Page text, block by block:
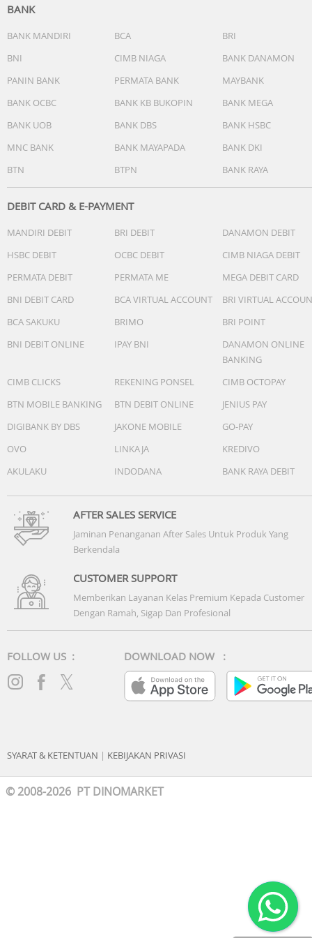
WiFi Speeds : 5 GHz: 867 Mbps (802.11ac, 2*2 @80MHz)
Modes : Range Extender Mode, Access Point Mode
Transmission Power : <20 dBm (2.4GHz), <23 dBm (5GHz)
RAM : 64MB
Buttons : WPS Button, Reset Button
Input : 100~240V, 50/60Hz, 0.3A
Dimensions : 84×100×82mm*
BANK
BANK MANDIRI BCA
BRI
BNI
CIMB NIAGA
BANK DANAMON
PANIN BANK
PERMATA BANK
MAYBANK
BANK OCBC
BANK KB BUKOPIN
BANK MEGA
BANK UOB
BANK DBS
BANK HSBC
MNC BANK
BANK MAYAPADA
BANK DKI
BTN
BTPN BANK RAYA
DEBIT CARD & E-PAYMENT
MANDIRI DEBIT BRI DEBIT
DANAMON DEBIT
HSBC DEBIT
OCBC DEBIT
CIMB NIAGA DEBIT
PERMATA DEBIT
PERMATA ME
MEGA DEBIT CARD
BNI DEBIT CARD
BCA VIRTUAL ACCOUNT
BRI VIRTUAL
BCA SAKUKU
BRIMO
BRI POINT
BNI DEBIT ONLINE
IPAY BNI
DANAMON ONLINE
BANKING
CIMB CLICKS
REKENING PONSEL
CIMB OCTOPAY
BTN MOBILE BANKING
BTN DEBIT ONLINE
JENIUS PAY
DIGIBANK BY DBS
JAKONE MOBILE
GO-PAY
OVO
LINKAJA
KREDIVO
AKULAKU
INDODANA BANK RAYA DEBIT
AFTER SALES SERVICE
Jaminan Penanganan After Sales Untuk Produk Yang
Berkendala
CUSTOMER SUPPORT
Memberikan Layanan Kelas Premium Kepada Customer
Dengan Ramah, Sigap Dan Profesional
FOLLOW US : DOWNLOAD NOW :
SYARAT & KETENTUAN | KEBIJAKAN PRIVASI
© 2008-2026 PT DINOMARKET